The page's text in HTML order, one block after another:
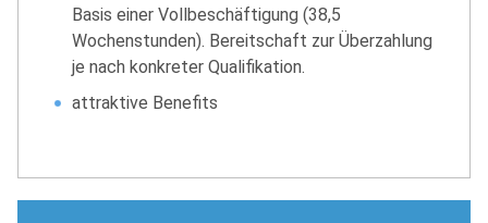
Basis einer Vollbeschäftigung (38,5
Wochenstunden). Bereitschaft zur Überzahlung
je nach konkreter Qualifikation.
attraktive Benefits